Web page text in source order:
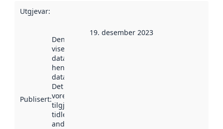
Utgjevar:
Publisert:
Denne datoen
viser når
datasettet vart
henta inn av
data.norge.no.
Det kan ha
vore
tilgjengeleg
tidlegare
andre stader.
19. desember 2023